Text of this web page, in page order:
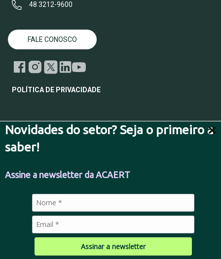
Novidades do setor? Seja o primeiro a
saber!
Assine a newsletter da ACAERT
Assinar a newsletter
48 3212-9600
FALE CONOSCO
POLÍTICA DE PRIVACIDADE
© 2026 Todos os direitos reservados.